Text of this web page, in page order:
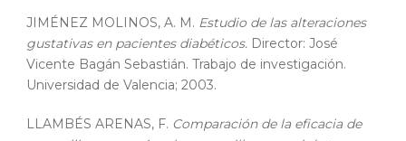
JIMÉNEZ MOLINOS, A. M. Estudio de las alteraciones
gustativas en pacientes diabéticos. Director: José
Vicente Bagán Sebastián. Trabajo de investigación.
Universidad de Valencia; 2003.
LLAMBÉS ARENAS, F. Comparación de la eficacia de